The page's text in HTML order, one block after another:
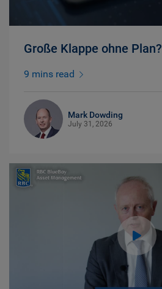
Große Klappe ohne Plan?
9 mins read
Mark Dowding
July 31, 2026